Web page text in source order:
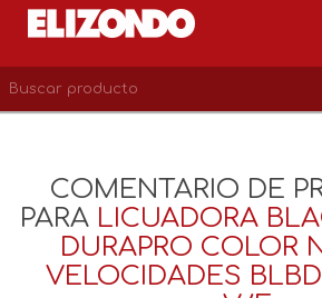
LISTA DE DESEOS
COMENTARIO DE
PARA LICUADORA
DURAPRO COLOR
VELOCIDADES